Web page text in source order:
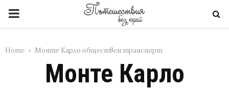
PRIMARY
Home Монте Карло обществен транспорт
Монте Карло